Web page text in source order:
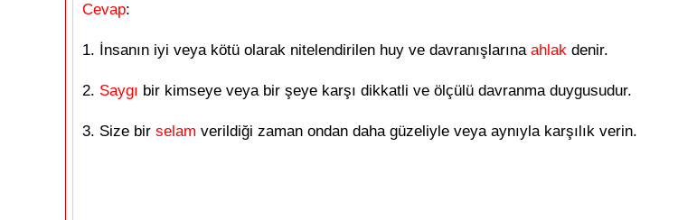
Cevap:
1. İnsanın iyi veya kötü olarak nitelendirilen huy ve davranışlarına ahlak denir.
2. Saygı bir kimseye veya bir şeye karşı dikkatli ve ölçülü davranma duygusudur.
3. Size bir selam verildiği zaman ondan daha güzeliyle veya aynıyla karşılık verin.